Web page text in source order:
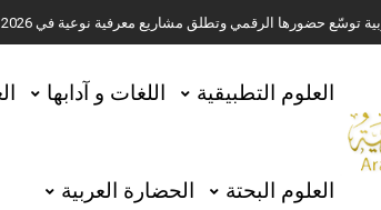
توسّع حضورها الرقمي وتطلق مشاريع معرفية نوعية في 2026
سلمان العالمي للغة العربية 2025
الطباع مدير عام لهيئة الموسوعة العربية
صالح وزيرا للثقافة
العلوم التطبيقية اللغات و آدابها
العلوم البحتة الحضارة العربية